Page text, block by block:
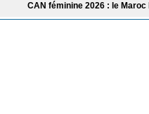
2026 : le Maroc bat l'Afrique du